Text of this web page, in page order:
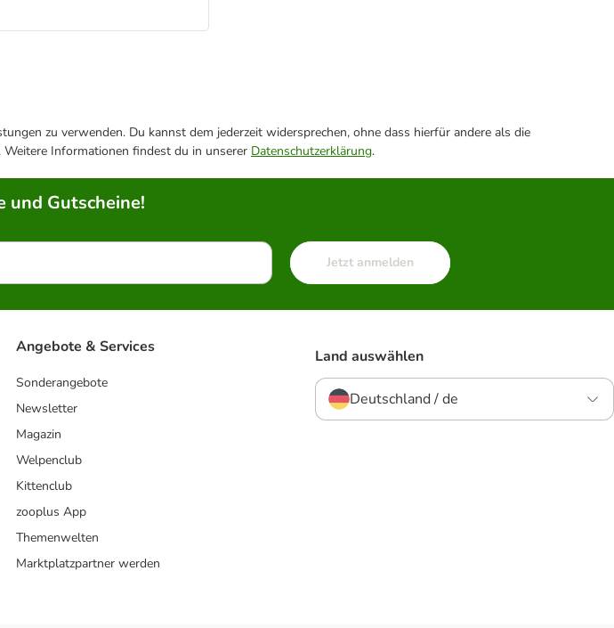
zu verwenden. Du kannst dem jederzeit widersprechen, ohne dass hierfür andere als die
Informationen findest du in unserer Datenschutzerklärung.
und Gutscheine!
Jetzt anmelden
Angebote & Services
Sonderangebote
Newsletter
Magazin
Welpenclub
Kittenclub
zooplus App
Themenwelten
Marktplatzpartner werden
Land auswählen
Deutschland / de